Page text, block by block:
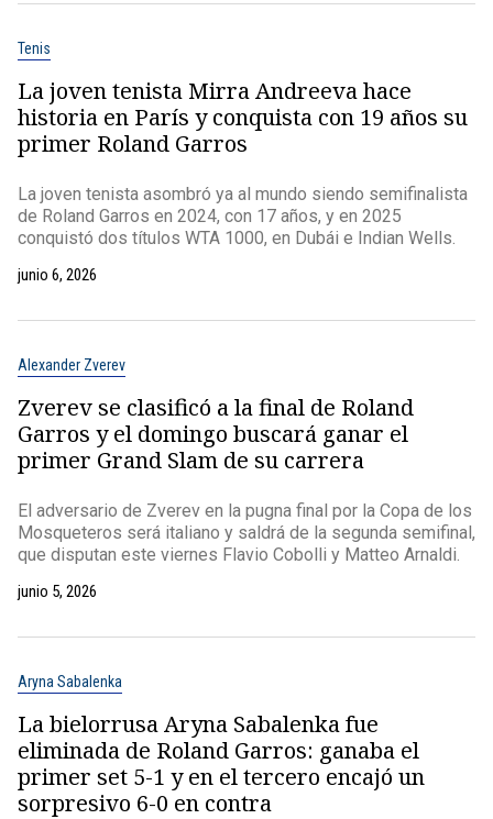
Tenis
La joven tenista Mirra Andreeva hace
historia en París y conquista con 19 años su
primer Roland Garros
La joven tenista asombró ya al mundo siendo semifinalista
de Roland Garros en 2024, con 17 años, y en 2025
conquistó dos títulos WTA 1000, en Dubái e Indian Wells.
junio 6, 2026
Alexander Zverev
Zverev se clasificó a la final de Roland
Garros y el domingo buscará ganar el
primer Grand Slam de su carrera
El adversario de Zverev en la pugna final por la Copa de los
Mosqueteros será italiano y saldrá de la segunda semifinal,
que disputan este viernes Flavio Cobolli y Matteo Arnaldi.
junio 5, 2026
Aryna Sabalenka
La bielorrusa Aryna Sabalenka fue
eliminada de Roland Garros: ganaba el
primer set 5-1 y en el tercero encajó un
sorpresivo 6-0 en contra